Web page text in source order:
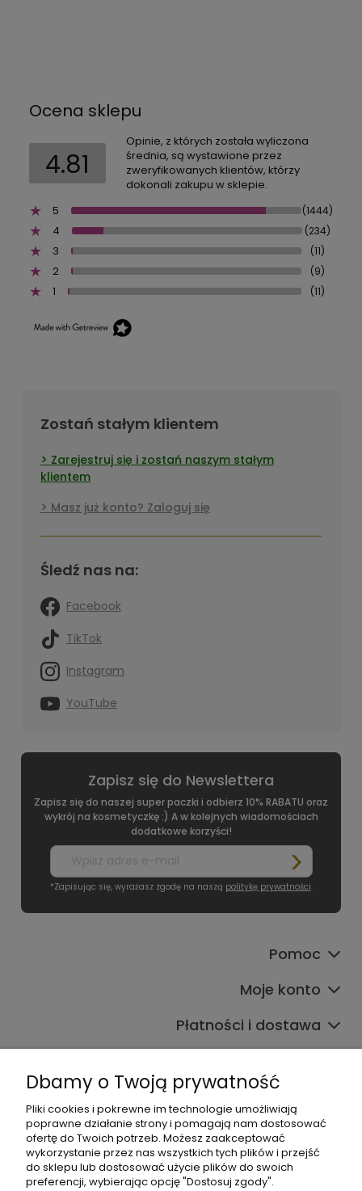
Ocena sklepu
4.81
Opinie, z których została wyliczona
średnia, są wystawione przez
zweryfikowanych klientów, którzy
dokonali zakupu w sklepie.
5
(1444)
4 (234)
3 (11)
2 (9)
1 (11)
Zostań stałym klientem
Zarejestruj się i zostań naszym stałym
klientem
Masz już konto? Zaloguj się
Śledź nas na:
Facebook
TikTok
Instagram
YouTube
Zapisz się do Newslettera
Zapisz się do naszej super paczki i odbierz 10% RABATU oraz
wykrój na kosmetyczkę :) A w kolejnych wiadomościach
dodatkowe korzyści!
*Zapisując się, wyrażasz zgodę na naszą politykę prywatności.
Pomoc
Moje konto
Płatności i dostawa
Dbamy o Twoją prywatność
Pliki cookies i pokrewne im technologie umożliwiają
poprawne działanie strony i pomagają nam dostosować
ofertę do Twoich potrzeb. Możesz zaakceptować
wykorzystanie przez nas wszystkich tych plików i przejść
do sklepu lub dostosować użycie plików do swoich
preferencji, wybierając opcję "Dostosuj zgody".